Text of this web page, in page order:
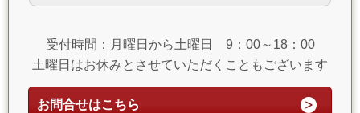
受付時間：月曜日から土曜日 9：00～18：00
土曜日はお休みとさせていただくこともございます
お問合せはこちら